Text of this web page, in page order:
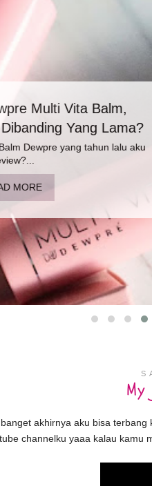
Skin Stay Mild
Kulit
pemilik kulit sensitive yang
akhirnya aku bisa
channelku yaaa kalau kamu